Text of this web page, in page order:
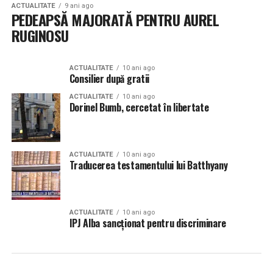
ACTUALITATE 9 ani ago
PEDEAPSĂ MAJORATĂ PENTRU AUREL
RUGINOSU
ACTUALITATE 10 ani ago
Consilier după gratii
ACTUALITATE 10 ani ago
Dorinel Bumb, cercetat în libertate
ACTUALITATE 10 ani ago
Traducerea testamentului lui Batthyany
ACTUALITATE 10 ani ago
IPJ Alba sancționat pentru discriminare